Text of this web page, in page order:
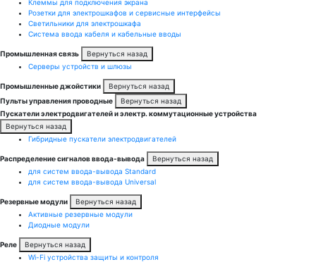
Клеммы для подключения экрана
Розетки для электрошкафов и сервисные интерфейсы
Светильники для электрошкафа
Система ввода кабеля и кабельные вводы
Промышленная связь
Вернуться назад
Серверы устройств и шлюзы
Промышленные джойстики
Вернуться назад
Пульты управления проводные
Вернуться назад
Пускатели электродвигателей и электр. коммутационные устройства
Вернуться назад
Гибридные пускатели электродвигателей
Распределение сигналов ввода-вывода
Вернуться назад
для систем ввода-вывода Standard
для систем ввода-вывода Universal
Резервные модули
Вернуться назад
Активные резервные модули
Диодные модули
Реле
Вернуться назад
Wi-Fi устройства защиты и контроля